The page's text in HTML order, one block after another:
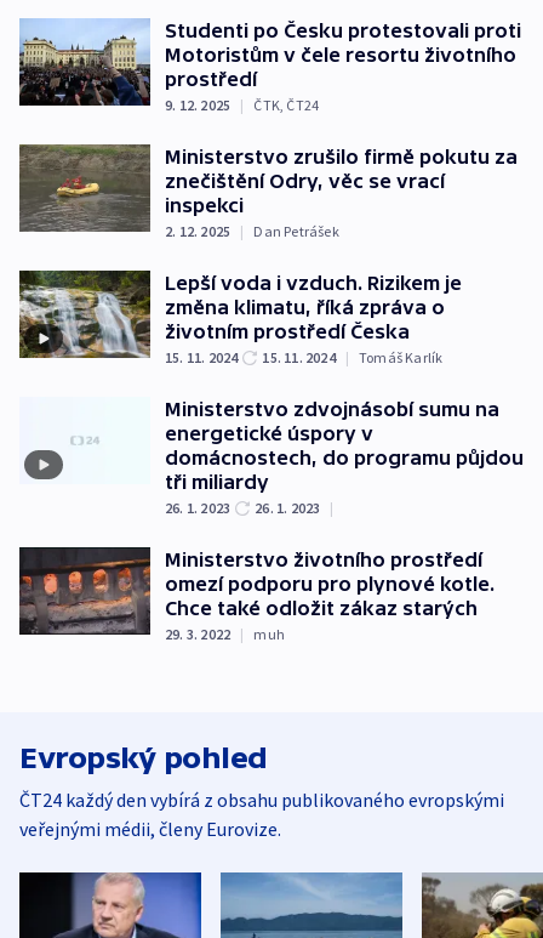
Studenti po Česku protestovali proti
Motoristům v čele resortu životního
prostředí
9. 12. 2025 | ČTK, ČT24
Ministerstvo zrušilo firmě pokutu za
znečištění Odry, věc se vrací
inspekci
2. 12. 2025 | Dan Petrášek
Lepší voda i vzduch. Rizikem je
změna klimatu, říká zpráva o
životním prostředí Česka
15. 11. 2024 15. 11. 2024 | Tomáš Karlík
Ministerstvo zdvojnásobí sumu na
energetické úspory v
domácnostech, do programu půjdou
tři miliardy
26. 1. 2023 26. 1. 2023 |
Ministerstvo životního prostředí
omezí podporu pro plynové kotle.
Chce také odložit zákaz starých
29. 3. 2022 | muh
Evropský pohled
ČT24 každý den vybírá z obsahu publikovaného evropskými
veřejnými médii, členy Eurovize.